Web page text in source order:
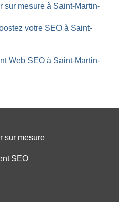
sur mesure à Saint-Martin-
votre SEO à Saint-
Web SEO à Saint-Martin-
sur mesure
SEO